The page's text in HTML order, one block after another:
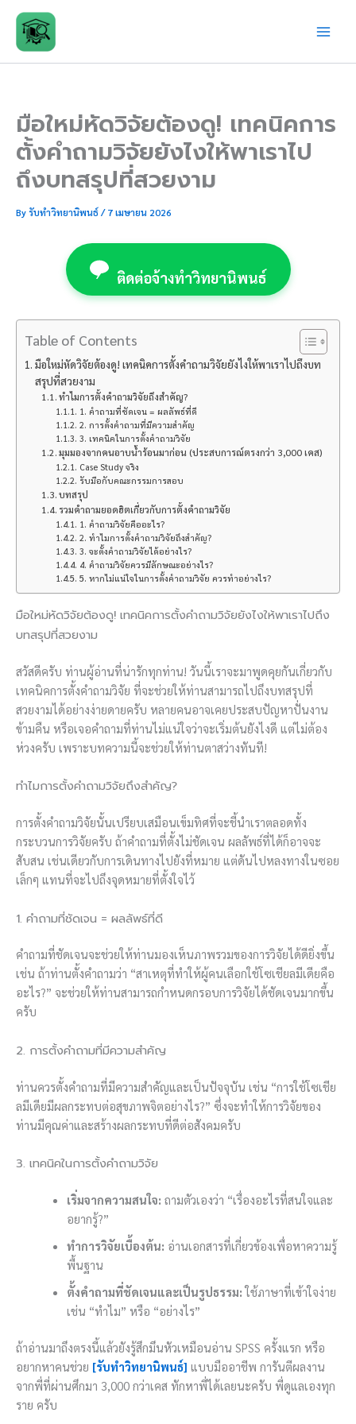
content
มือใหม่หัดวิจัยต้องดู! เทคนิคการ
ตั้งคำถามวิจัยยังไงให้พาเราไป
ถึงบทสรุปที่สวยงาม
Byรับทำวิทยานิพนธ์/7 เมษายน 2026
ติดต่อจ้างทำวิทยานิพนธ์
Table of Contents
มือใหม่หัดวิจัยต้องดู! เทคนิคการตั้งคำถามวิจัยยังไงให้พาเราไปถึงบท
สรุปที่สวยงาม
ทำไมการตั้งคำถามวิจัยถึงสำคัญ?
1. คำถามที่ชัดเจน = ผลลัพธ์ที่ดี
2. การตั้งคำถามที่มีความสำคัญ
3. เทคนิคในการตั้งคำถามวิจัย
มุมมองจากคนอาบน้ำร้อนมาก่อน (ประสบการณ์ตรงกว่า 3,000 เคส)
Case Study จริง
รับมือกับคณะกรรมการสอบ
บทสรุป
รวมคำถามยอดฮิตเกี่ยวกับการตั้งคำถามวิจัย
1. คำถามวิจัยคืออะไร?
2. ทำไมการตั้งคำถามวิจัยถึงสำคัญ?
3. จะตั้งคำถามวิจัยได้อย่างไร?
4. คำถามวิจัยควรมีลักษณะอย่างไร?
5. หากไม่แน่ใจในการตั้งคำถามวิจัย ควรทำอย่างไร?
มือใหม่หัดวิจัยต้องดู! เทคนิคการตั้งคำถามวิจัยยังไงให้พาเราไปถึง
บทสรุปที่สวยงาม
สวัสดีครับ ท่านผู้อ่านที่น่ารักทุกท่าน! วันนี้เราจะมาพูดคุยกันเกี่ยวกับ
เทคนิคการตั้งคำถามวิจัย ที่จะช่วยให้ท่านสามารถไปถึงบทสรุปที่
สวยงามได้อย่างง่ายดายครับ หลายคนอาจเคยประสบปัญหาปั่นงาน
ข้ามคืน หรือเจอคำถามที่ท่านไม่แน่ใจว่าจะเริ่มต้นยังไงดี แต่ไม่ต้อง
ห่วงครับ เพราะบทความนี้จะช่วยให้ท่านตาสว่างทันที!
ทำไมการตั้งคำถามวิจัยถึงสำคัญ?
การตั้งคำถามวิจัยนั้นเปรียบเสมือนเข็มทิศที่จะชี้นำเราตลอดทั้ง
กระบวนการวิจัยครับ ถ้าคำถามที่ตั้งไม่ชัดเจน ผลลัพธ์ที่ได้ก็อาจจะ
สับสน เช่นเดียวกับการเดินทางไปยังที่หมาย แต่ดันไปหลงทางในซอย
เล็กๆ แทนที่จะไปถึงจุดหมายที่ตั้งใจไว้
1. คำถามที่ชัดเจน = ผลลัพธ์ที่ดี
คำถามที่ชัดเจนจะช่วยให้ท่านมองเห็นภาพรวมของการวิจัยได้ดียิ่งขึ้น
เช่น ถ้าท่านตั้งคำถามว่า “สาเหตุที่ทำให้ผู้คนเลือกใช้โซเชียลมีเดียคือ
อะไร?” จะช่วยให้ท่านสามารถกำหนดกรอบการวิจัยได้ชัดเจนมากขึ้น
ครับ
2. การตั้งคำถามที่มีความสำคัญ
ท่านควรตั้งคำถามที่มีความสำคัญและเป็นปัจจุบัน เช่น “การใช้โซเชีย
ลมีเดียมีผลกระทบต่อสุขภาพจิตอย่างไร?” ซึ่งจะทำให้การวิจัยของ
ท่านมีคุณค่าและสร้างผลกระทบที่ดีต่อสังคมครับ
3. เทคนิคในการตั้งคำถามวิจัย
เริ่มจากความสนใจ: ถามตัวเองว่า “เรื่องอะไรที่สนใจและ
อยากรู้?”
ทำการวิจัยเบื้องต้น: อ่านเอกสารที่เกี่ยวข้องเพื่อหาความรู้
พื้นฐาน
ตั้งคำถามที่ชัดเจนและเป็นรูปธรรม: ใช้ภาษาที่เข้าใจง่าย
เช่น “ทำไม” หรือ “อย่างไร”
ถ้าอ่านมาถึงตรงนี้แล้วยังรู้สึกมึนหัวเหมือนอ่าน SPSS ครั้งแรก หรือ
อยากหาคนช่วย [รับทำวิทยานิพนธ์] แบบมืออาชีพ การันตีผลงาน
จากพี่ที่ผ่านศึกมา 3,000 กว่าเคส ทักหาพี่ได้เลยนะครับ พี่ดูแลเองทุก
ราย ครับ